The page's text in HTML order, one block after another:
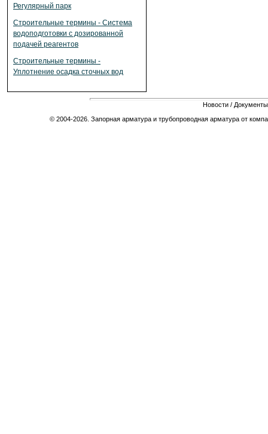
Регулярный парк
Строительные термины - Система
водоподготовки с дозированной
подачей реагентов
Строительные термины -
Уплотнение осадка сточных вод
Новости / Документы
© 2004-2026. Запорная арматура и трубопроводная арматура от